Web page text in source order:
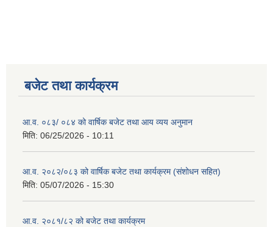
बजेट तथा कार्यक्रम
आ.व. ०८३/ ०८४ को वार्षिक बजेट तथा आय व्यय अनुमान
मिति: 06/25/2026 - 10:11
आ.व. २०८२/०८३ को वार्षिक बजेट तथा कार्यक्रम (संशोधन सहित)
मिति: 05/07/2026 - 15:30
आ.व. २०८१/८२ को बजेट तथा कार्यक्रम